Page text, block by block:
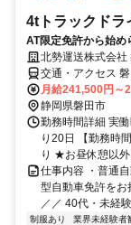
4tトラックドラ
AT限定免許から始め
北勢運送株式会社
交通・アクセス
月給241,500円～
静岡県磐田市
勤務時間詳細 実
り20日 【勤務時
り ★お昼休憩以外
仕事内容 ・普通
型自動車免許をお
／／ 40代・未経
制服あり 業界未経験者